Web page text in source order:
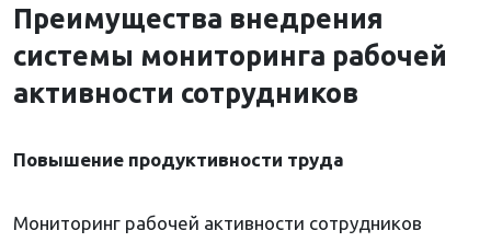
Преимущества внедрения
системы мониторинга рабочей
активности сотрудников
Повышение продуктивности труда
Мониторинг рабочей активности сотрудников